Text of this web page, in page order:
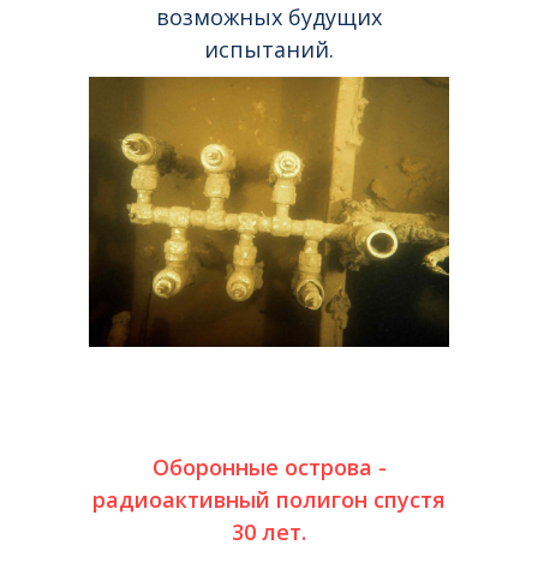
возможных будущих
испытаний.
Оборонные острова -
радиоактивный полигон спустя
30 лет.